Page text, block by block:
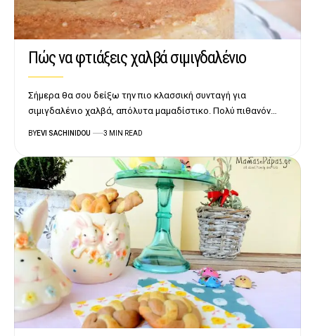
Πώς να φτιάξεις χαλβά σιμιγδαλένιο
Σήμερα θα σου δείξω την πιο κλασσική συνταγή για
σιμιγδαλένιο χαλβά, απόλυτα μαμαδίστικο. Πολύ πιθανόν…
BYEVI SACHINIDOU 3 MIN READ